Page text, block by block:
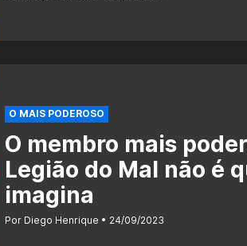
O MAIS PODEROSO
O membro mais
Legião do Mal não é
imagina
Por Diego Henrique 24/09/2023